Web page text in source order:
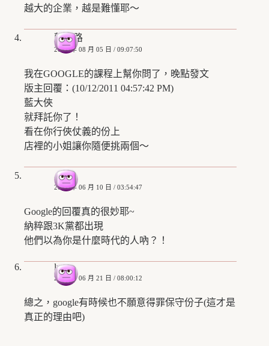
越大的企業，越是難懂耶～
藍藍路
2010 年 08 月 05 日 / 09:07:50
我在GOOGLE的課程上幫你問了，晚點發文
版主回覆：(10/12/2011 04:57:42 PM)
藍大俠
就拜託你了！
看在你行俠仗義的份上
店裡的小姐讓你隨便挑兩個～
小兔
2011 年 06 月 10 日 / 03:54:47
Google的回覆真的很妙耶~
納粹跟3K黨都出現
他們以為你是什麼時代的人吶？！
lydia
2011 年 06 月 21 日 / 08:00:12
總之，google有時候也不願意得罪保守份子(這才是
真正的理由吧)